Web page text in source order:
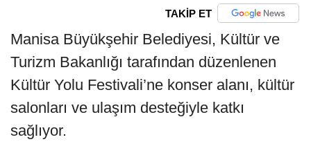
TAKİP ET
Manisa Büyükşehir Belediyesi, Kültür ve
Turizm Bakanlığı tarafından düzenlenen
Kültür Yolu Festivali’ne konser alanı, kültür
salonları ve ulaşım desteğiyle katkı
sağlıyor.